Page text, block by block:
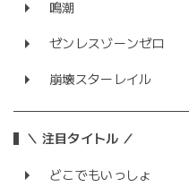
鳴潮
ゼンレスゾーンゼロ
崩壊スターレイル
＼ 注目タイトル ／
どこでもいっしょ